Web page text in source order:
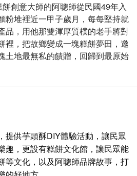
創意大師的阿聰師從民國49年入
粉堆裡近一甲子歲月，每每堅持就
品，用他那雙渾厚質樸的老手將對
裡，把故鄉變成一塊糕餅夢田，邀
土地最無私的饋贈，回歸到最原始
提供芋頭酥DIY體驗活動，讓民眾
趣，更設有糕餅文化館，讓民眾能
等文化，以及阿聰師品牌故事，打